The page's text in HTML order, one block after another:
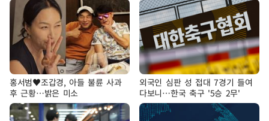
홍서범♥조갑경, 아들 불륜 사과
후 근황…밝은 미소
외국인 심판 성 접대 7경기 들여
다보니…한국 축구 '5승 2무'